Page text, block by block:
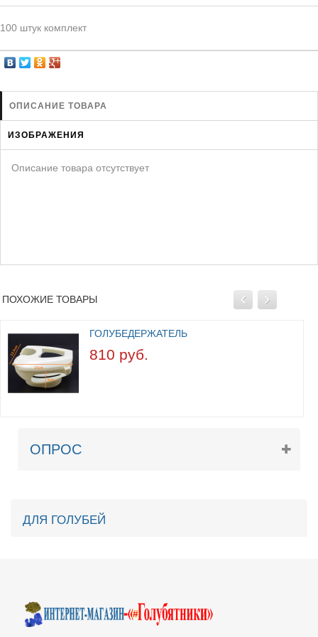
НОВИНКИ ДЛЯ ГОЛУБЕЙ
КОРМА ДЛЯ ПТИЦ
ТОВАРЫ ДЛЯ ПОПУГАЕВ
100 штук комплект
ОПИСАНИЕ ТОВАРА
ИЗОБРАЖЕНИЯ
Описание товара отсутствует
ПОХОЖИЕ ТОВАРЫ
ГОЛУБЕДЕРЖАТЕЛЬ
810 руб.
ОПРОС
ДЛЯ ГОЛУБЕЙ